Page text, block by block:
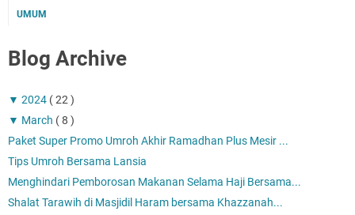
UMUM
Blog Archive
▼ 2024 ( 22 )
▼ March ( 8 )
Paket Super Promo Umroh Akhir Ramadhan Plus Mesir ...
Tips Umroh Bersama Lansia
Menghindari Pemborosan Makanan Selama Haji Bersama...
Shalat Tarawih di Masjidil Haram bersama Khazzanah...